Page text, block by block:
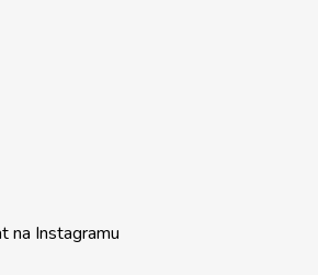
na Instagramu